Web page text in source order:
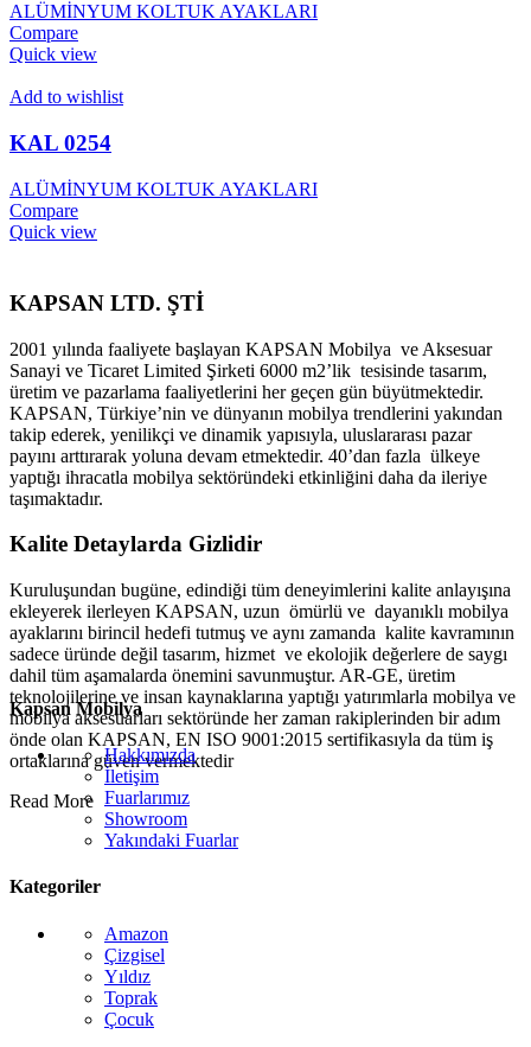
ALÜMİNYUM KOLTUK AYAKLARI
Compare
Quick view
Add to wishlist
KAL 0254
ALÜMİNYUM KOLTUK AYAKLARI
Compare
Quick view
KAPSAN LTD. ŞTİ
2001 yılında faaliyete başlayan KAPSAN Mobilya ve Aksesuar
Sanayi ve Ticaret Limited Şirketi 6000 m2’lik tesisinde tasarım,
üretim ve pazarlama faaliyetlerini her geçen gün büyütmektedir.
KAPSAN, Türkiye’nin ve dünyanın mobilya trendlerini yakından
takip ederek, yenilikçi ve dinamik yapısıyla, uluslararası pazar
payını arttırarak yoluna devam etmektedir. 40’dan fazla ülkeye
yaptığı ihracatla mobilya sektöründeki etkinliğini daha da ileriye
taşımaktadır.
Kalite Detaylarda Gizlidir
Kuruluşundan bugüne, edindiği tüm deneyimlerini kalite anlayışına
ekleyerek ilerleyen KAPSAN, uzun ömürlü ve dayanıklı mobilya
ayaklarını birincil hedefi tutmuş ve aynı zamanda kalite kavramının
sadece üründe değil tasarım, hizmet ve ekolojik değerlere de saygı
dahil tüm aşamalarda önemini savunmuştur. AR-GE, üretim
teknolojilerine ve insan kaynaklarına yaptığı yatırımlarla mobilya ve
mobilya aksesuarları sektöründe her zaman rakiplerinden bir adım
önde olan KAPSAN, EN ISO 9001:2015 sertifikasıyla da tüm iş
ortaklarına güven vermektedir
Read More
Kapsan Mobilya
Hakkımızda
İletişim
Fuarlarımız
Showroom
Yakındaki Fuarlar
Kategoriler
Amazon
Çizgisel
Yıldız
Toprak
Çocuk